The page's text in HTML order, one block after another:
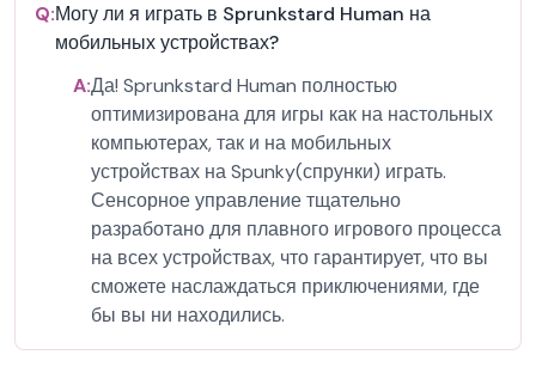
Q:Могу ли я играть в Sprunkstard Human на
мобильных устройствах?
A:Да! Sprunkstard Human полностью
оптимизирована для игры как на настольных
компьютерах, так и на мобильных
устройствах на Spunky(спрунки) играть.
Сенсорное управление тщательно
разработано для плавного игрового процесса
на всех устройствах, что гарантирует, что вы
сможете наслаждаться приключениями, где
бы вы ни находились.